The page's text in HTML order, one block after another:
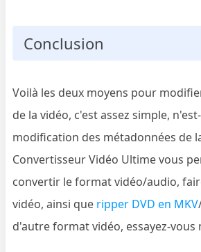
Conclusion
Voilà les deux moyens pour
de la vidéo, c'est assez simple,
modification des métadonnées de
Convertisseur Vidéo Ultime vous
convertir le format vidéo/audio,
vidéo, ainsi que ripper DVD en MKV
d'autre format vidéo, essayez-vous